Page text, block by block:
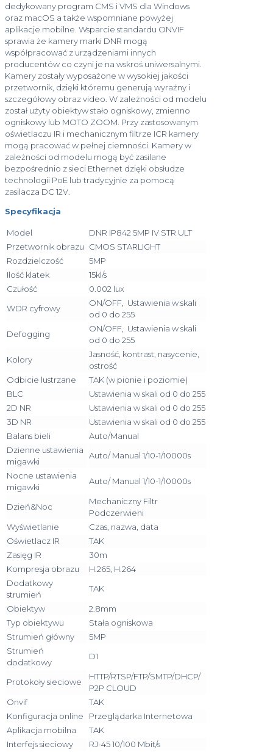
dedykowany program CMS i VMS dla Windows
oraz macOS a także wspomniane powyżej
aplikacje mobilne. Wsparcie standardu ONVIF
sprawia że kamery marki DNR mogą
współpracować z urządzeniami innych
producentów co czyni je na wskroś uniwersalnymi.
Kamery zostały wyposażone w wysokiej jakości
przetwornik, dzięki któremu generują wyraźny i
szczegółowy obraz video. W zależności od modelu
został użyty obiektyw stało ogniskowy, zmienno
ogniskowy lub MOTO ZOOM. Przy zastosowanym
oświetlaczu IR i mechanicznym filtrze ICR kamery
mogą pracować w pełnej ciemności. Kamery w
zależności od modelu mogą być zasilane
bezpośrednio z sieci Ethernet dzięki obsłudze
technologii PoE lub tradycyjnie za pomocą
zasilacza DC 12V.
Specyfikacja
Model
DNR IP842 5MP IV STR ULT
Przetwornik obrazu
CMOS STARLIGHT
Rozdzielczość
5MP
Ilość klatek
15kl/s
Czułość
0.002 lux
WDR cyfrowy
ON/OFF, Ustawienia w skali
od 0 do 255
Defogging
ON/OFF, Ustawienia w skali
od 0 do 255
Kolory
Jasność, kontrast, nasycenie,
ostrość
Odbicie lustrzane
TAK (w pionie i poziomie)
BLC
Ustawienia w skali od 0 do 255
2D NR
Ustawienia w skali od 0 do 255
3D NR
Ustawienia w skali od 0 do 255
Balans bieli
Auto/Manual
Dzienne ustawienia
migawki
Auto/ Manual 1/10-1/10000s
Nocne ustawienia
migawki
Auto/ Manual 1/10-1/10000s
Dzień&Noc
Mechaniczny Filtr
Podczerwieni
Wyświetlanie
Czas, nazwa, data
Oświetlacz IR
TAK
Zasięg IR
30m
Kompresja obrazu
H.265, H.264
Dodatkowy
strumień
TAK
Obiektyw
2.8mm
Typ obiektywu
Stała ogniskowa
Strumień główny
5MP
Strumień
dodatkowy
D1
Protokoły sieciowe
HTTP/RTSP/FTP/SMTP/DHCP/
P2P CLOUD
Onvif
TAK
Konfiguracja online
Przeglądarka Internetowa
Aplikacja mobilna
TAK
Interfejs sieciowy
RJ-45 10/100 Mbit/s